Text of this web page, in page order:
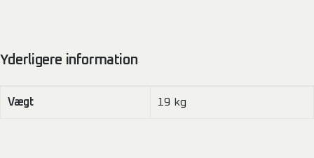
Yderligere information
Vægt 19 kg